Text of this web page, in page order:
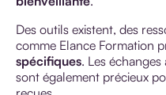
Des outils existent, des
comme Elance Formation
spécifiques. Les
sont également précieux